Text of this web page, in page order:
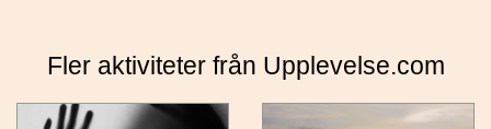
Fler aktiviteter från Upplevelse.com